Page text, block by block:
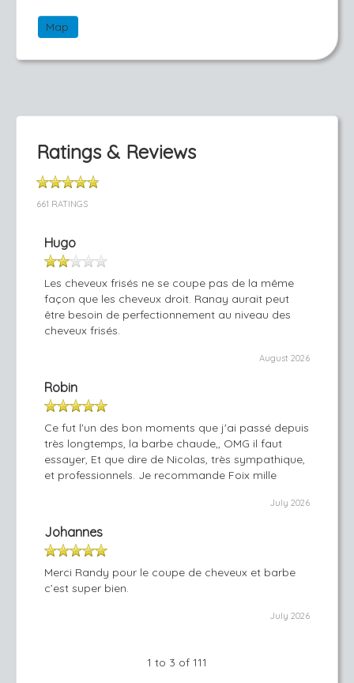
Map
Ratings & Reviews
661 RATINGS
Hugo
Les cheveux frisés ne se coupe pas de la même
façon que les cheveux droit. Ranay aurait peut
être besoin de perfectionnement au niveau des
cheveux frisés.
August 2026
Robin
Ce fut l'un des bon moments que j'ai passé depuis
très longtemps, la barbe chaude,, OMG il faut
essayer, Et que dire de Nicolas, très sympathique,
et professionnels. Je recommande Foix mille
July 2026
Johannes
Merci Randy pour le coupe de cheveux et barbe
c’est super bien.
July 2026
1 to 3 of 111